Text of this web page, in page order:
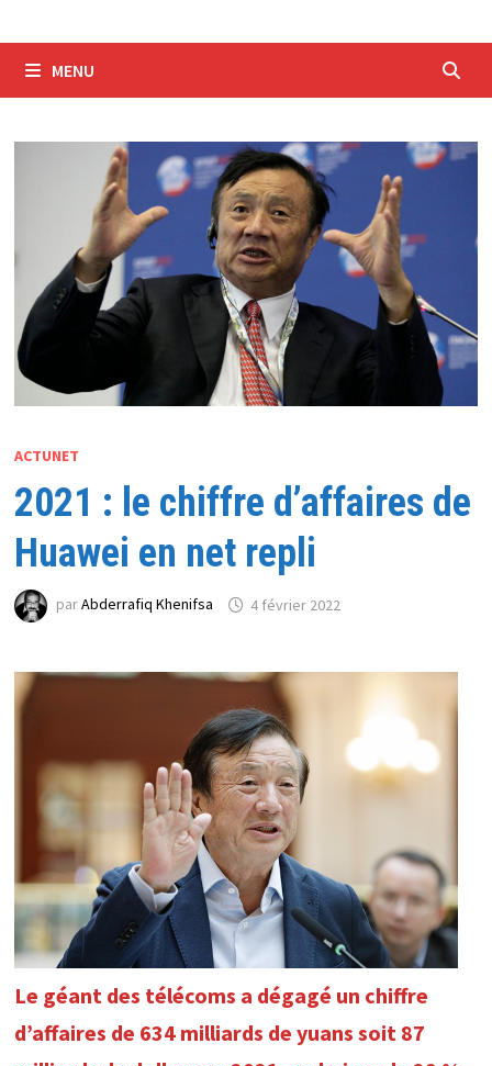
MENU
ACTUNET
2021 : le chiffre d’affaires de
Huawei en net repli
parAbderrafiq Khenifsa 4 février 2022
Le géant des télécoms a dégagé un chiffre
d’affaires de 634 milliards de yuans soit 87